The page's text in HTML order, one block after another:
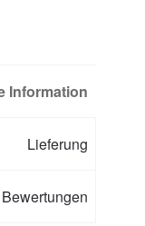
Information
Lieferung
Bewertungen